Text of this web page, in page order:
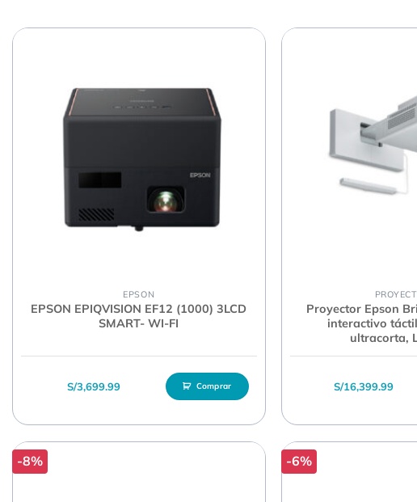
EPSON
EPSON EPIQVISION EF12 (1000) 3LCD
SMART- WI-FI
S/3,699.99 Comprar
Proyector Epson
interactivo
ultracorta,
S/16,399.99
-8% -6%